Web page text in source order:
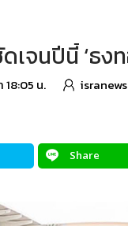
เจนปีนี้ ‘ธ
18:05 น. isranews
Share